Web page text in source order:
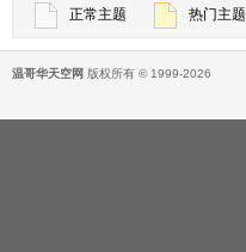
正常主题 热门主题
温哥华天空网 版权所有 © 1999-2026